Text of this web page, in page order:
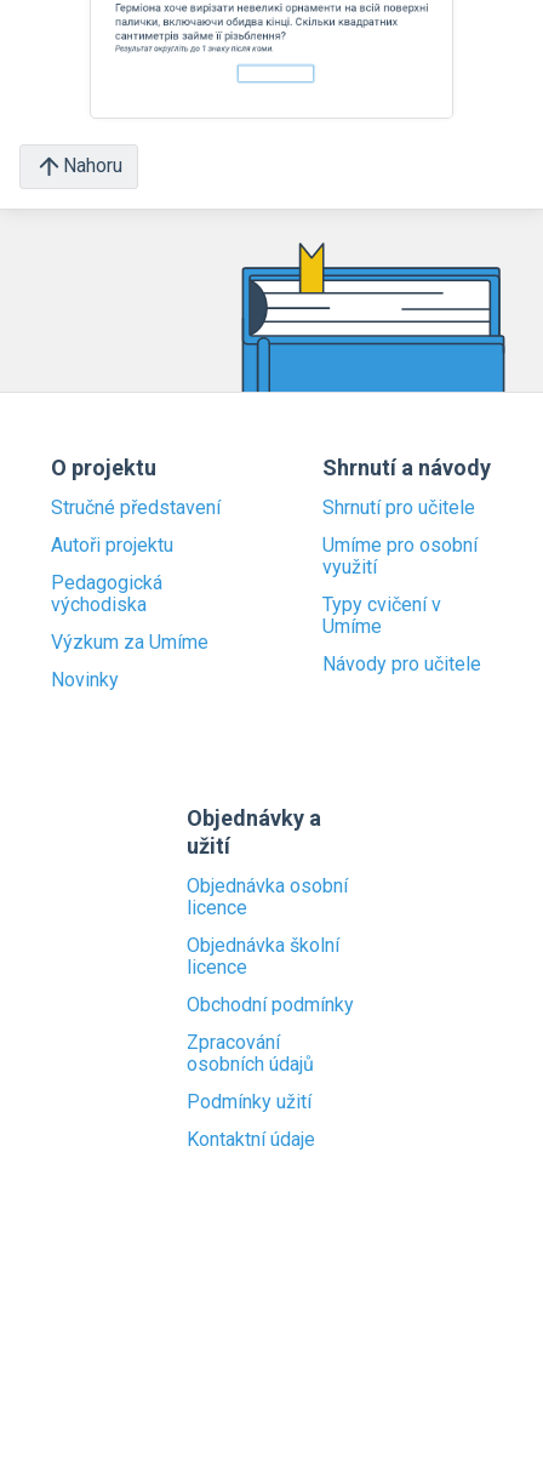
Nahoru
O projektu
Stručné představení
Autoři projektu
Pedagogická
východiska
Výzkum za Umíme
Novinky
Shrnutí a návody
Shrnutí pro učitele
Umíme pro osobní
využití
Typy cvičení v
Umíme
Návody pro učitele
Objednávky a
užití
Objednávka osobní
licence
Objednávka školní
licence
Obchodní podmínky
Zpracování
osobních údajů
Podmínky užití
Kontaktní údaje